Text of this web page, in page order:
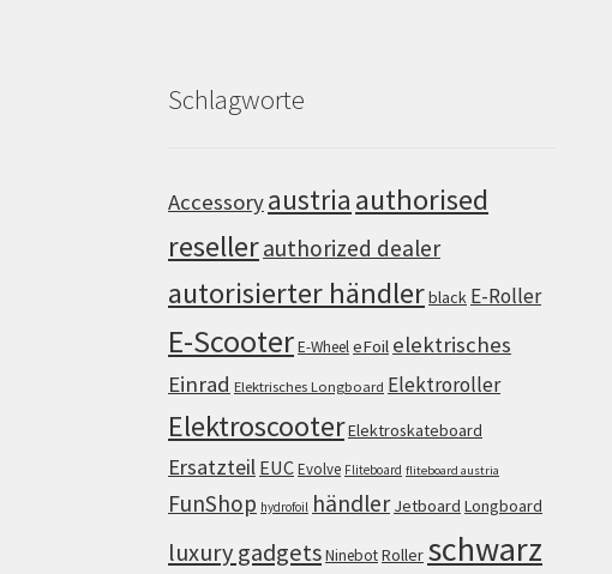
Schlagworte
Accessoryaustria authorised
resellerauthorized dealer
autorisierter händlerblack E-Roller
E-ScooterE-WheeleFoil elektrisches
Einrad Elektrisches Longboard Elektroroller
ElektroscooterElektroskateboard
Ersatzteil EUCEvolve Fliteboard fliteboard austria
FunShop hydrofoil händler Jetboard Longboard
luxury gadgetsNinebotRoller schwarz